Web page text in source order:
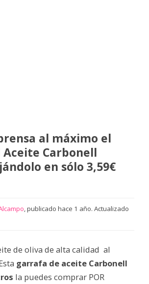
al máximo el
Carbonell
en sólo 3,59€
, publicado hace 1 año. Actualizado
de oliva de alta calidad al
garrafa de aceite Carbonell
la puedes comprar POR